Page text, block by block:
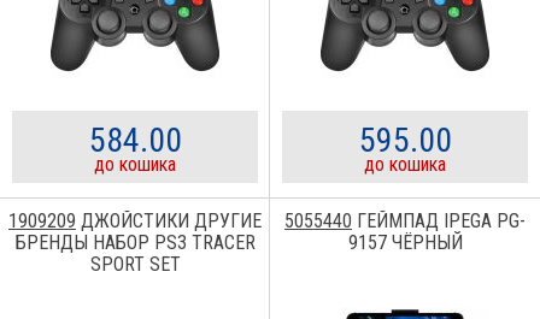
584.00
до кошика
595.00
до кошика
1909209 ДЖОЙСТИКИ ДРУГИЕ
БРЕНДЫ НАБОР PS3 TRACER
SPORT SET
5055440 ГЕЙМПАД IPEGA PG-
9157 ЧЁРНЫЙ